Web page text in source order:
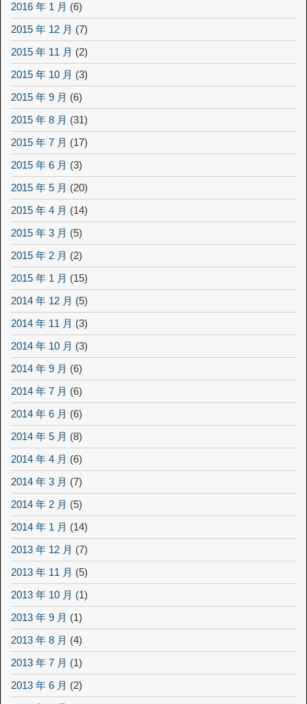
2016 年 1 月 (6)
2015 年 12 月 (7)
2015 年 11 月 (2)
2015 年 10 月 (3)
2015 年 9 月 (6)
2015 年 8 月 (31)
2015 年 7 月 (17)
2015 年 6 月 (3)
2015 年 5 月 (20)
2015 年 4 月 (14)
2015 年 3 月 (5)
2015 年 2 月 (2)
2015 年 1 月 (15)
2014 年 12 月 (5)
2014 年 11 月 (3)
2014 年 10 月 (3)
2014 年 9 月 (6)
2014 年 7 月 (6)
2014 年 6 月 (6)
2014 年 5 月 (8)
2014 年 4 月 (6)
2014 年 3 月 (7)
2014 年 2 月 (5)
2014 年 1 月 (14)
2013 年 12 月 (7)
2013 年 11 月 (5)
2013 年 10 月 (1)
2013 年 9 月 (1)
2013 年 8 月 (4)
2013 年 7 月 (1)
2013 年 6 月 (2)